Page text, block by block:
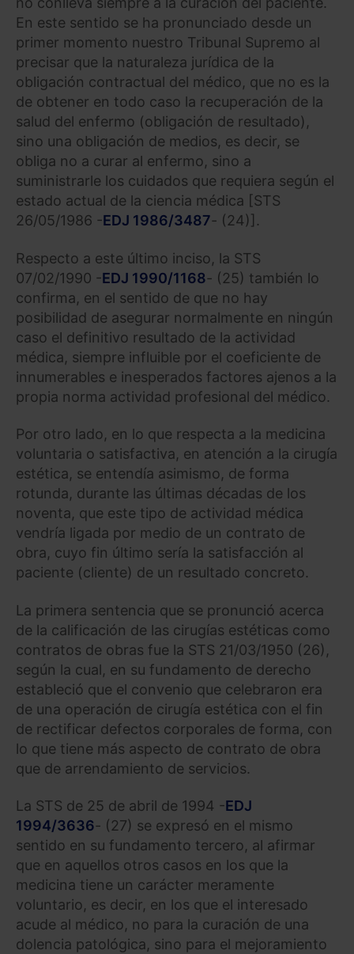
En este sentido se ha pronunciado desde un
primer momento nuestro Tribunal Supremo al
precisar que la naturaleza jurídica de la
obligación contractual del médico, que no es la
de obtener en todo caso la recuperación de la
salud del enfermo (obligación de resultado),
sino una obligación de medios, es decir, se
obliga no a curar al enfermo, sino a
suministrarle los cuidados que requiera según el
estado actual de la ciencia médica [STS
26/05/1986 -EDJ 1986/3487- (24)].
Respecto a este último inciso, la STS
07/02/1990 -EDJ 1990/1168- (25) también lo
confirma, en el sentido de que no hay
posibilidad de asegurar normalmente en ningún
caso el definitivo resultado de la actividad
médica, siempre influible por el coeficiente de
innumerables e inesperados factores ajenos a la
propia norma actividad profesional del médico.
Por otro lado, en lo que respecta a la medicina
voluntaria o satisfactiva, en atención a la cirugía
estética, se entendía asimismo, de forma
rotunda, durante las últimas décadas de los
noventa, que este tipo de actividad médica
vendría ligada por medio de un contrato de
obra, cuyo fin último sería la satisfacción al
paciente (cliente) de un resultado concreto.
La primera sentencia que se pronunció acerca
de la calificación de las cirugías estéticas como
contratos de obras fue la STS 21/03/1950 (26),
según la cual, en su fundamento de derecho
estableció que el convenio que celebraron era
de una operación de cirugía estética con el fin
de rectificar defectos corporales de forma, con
lo que tiene más aspecto de contrato de obra
que de arrendamiento de servicios.
La STS de 25 de abril de 1994 -EDJ
1994/3636- (27) se expresó en el mismo
sentido en su fundamento tercero, al afirmar
que en aquellos otros casos en los que la
medicina tiene un carácter meramente
voluntario, es decir, en los que el interesado
acude al médico, no para la curación de una
dolencia patológica, sino para el mejoramiento